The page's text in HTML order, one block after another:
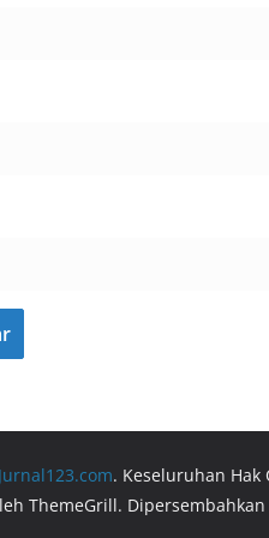
Jurnal123.com. Keseluruhan Hak
ThemeGrill. Dipersembahkan